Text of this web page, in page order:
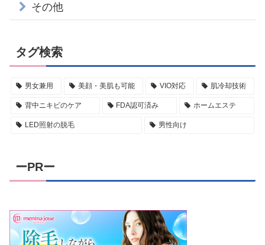
その他
タグ検索
男女兼用 美顔・美肌も可能 VIO対応 肌冷却技術
背中ニキビのケア FDA認可済み ホームエステ
LED照射の脱毛 男性向け
ーPRー